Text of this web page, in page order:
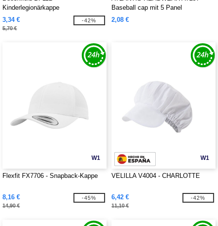
Kinderlegionärkappe
3,34 €
5,70 €
-42%
Baseball cap mit 5 Panel
2,08 €
W1
Flexfit FX7706 - Snapback-Kappe
8,16 €
14,90 €
-45%
W1
VELILLA V4004 - CHARLOTTE
6,42 €
11,10 €
-42%